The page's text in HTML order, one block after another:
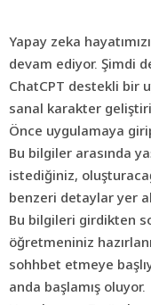
Yapay zeka
devam ediyor. Şimdi
ChatCPT destekli bir
sanal karakter
Önce uygulamaya
Bu bilgiler arasında
istediğiniz,
benzeri detaylar yer
Bu bilgileri girdikten
öğretmeniniz
sohhbet etmeye
anda başlamış oluyor.